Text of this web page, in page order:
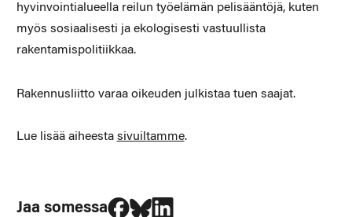
hyvinvointialueella reilun työelämän pelisääntöjä, kuten
myös sosiaalisesti ja ekologisesti vastuullista
rakentamispolitiikkaa.
Rakennusliitto varaa oikeuden julkistaa tuen saajat.
Lue lisää aiheesta sivuiltamme.
Jaa somessa
Jaa Facebookissa
Jaa Blueskyssa
Jaa LinkedIn:ssä